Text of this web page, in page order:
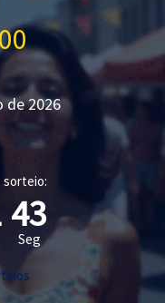
de 2026
sorteio:
42
Seg